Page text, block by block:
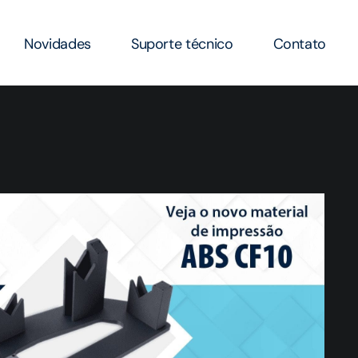
Novidades Suporte técnico Contato